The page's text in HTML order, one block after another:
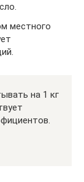
местного
на 1 кг